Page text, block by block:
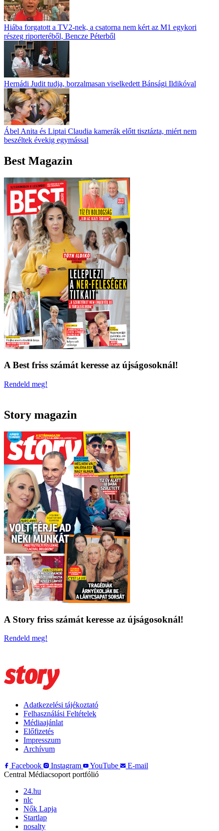
Hiába forgatott a TV2-nek, a csatorna nem kért az M1 egykori
részeg riporteréből, Bencze Péterből
Hernádi Judit tudja, borzalmasan viselkedett Bánsági Ildikóval
Ábel Anita és Liptai Claudia kamerák előtt tisztázta, miért nem
beszéltek évekig egymással
Best Magazin
A Best friss számát keresse az újságosoknál!
Rendeld meg!
Story magazin
A Story friss számát keresse az újságosoknál!
Rendeld meg!
Adatkezelési tájékoztató
Felhasználási Feltételek
Médiaajánlat
Előfizetés
Impresszum
Archívum
Facebook
Instagram YouTube
E-mail
Central Médiacsoport portfólió
24.hu
nlc
Nők Lapja
Startlap
nosalty